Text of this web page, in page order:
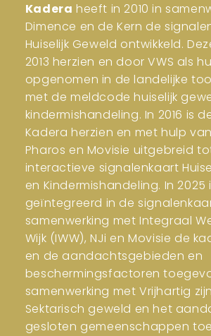
Kadera heeft in 2010 in
Dimence en de Kern de
Huiselijk Geweld ontwikkeld.
2013 herzien en door VWS als
opgenomen in de landelijke
met de meldcode huiselijk
kindermishandeling. In 2016 is
Kadera herzien en met hulp van
Pharos en Movisie uitgebreid
interactieve signalenkaart
en Kindermishandeling. In 2025
geïntegreerd in de
samenwerking met Integraal
Wijk (IWW), NJi en Movisie de
en de aandachtsgebieden en
beschermingsfactoren
samenwerking met Vrijhartig
Sektarisch geweld en het
gesloten gemeenschappen